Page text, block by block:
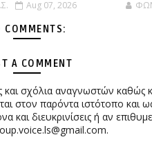
Aug 07, 2026
COMMENTS:
A COMMENT
σχόλια αναγνωστών καθώς
στον παρόντα ιστότοπο και
διευκρινίσεις ή αν